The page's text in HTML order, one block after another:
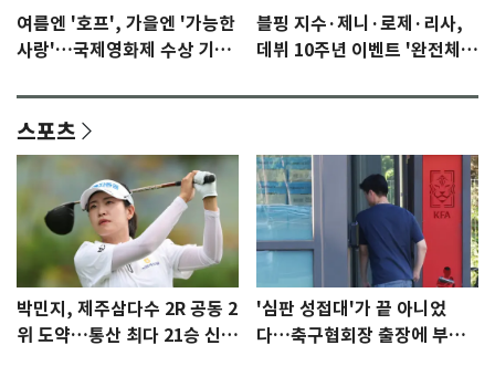
여름엔 '호프', 가을엔 '가능한
사랑'…국제영화제 수상 기대
블핑 지수·제니·로제·리사,
데뷔 10주년 이벤트 '완전체'
스포츠
박민지, 제주삼다수 2R 공동 2
위 도약…통산 최다 21승 신기
'심판 성접대'가 끝 아니었
다…축구협회장 출장에 부인